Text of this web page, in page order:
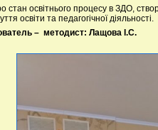
стан освітнього процесу в ЗДО,
освіти та педагогічної діяльності.
– методист: Лащова І.С.